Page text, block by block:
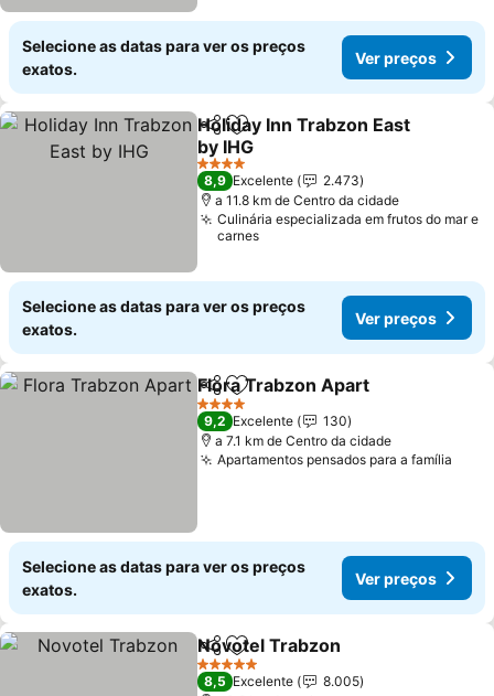
Selecione as datas para ver os preços
exatos.
Ver preços
PartilharAdicionar aos favoritos
Holiday Inn Trabzon East
by IHG
4 Estrelas
8,9 Excelente
2.473
a 11.8 km de Centro da cidade
Culinária especializada em frutos do mar e
carnes
Selecione as datas para ver os preços
exatos.
Ver preços
PartilharAdicionar aos favoritos
Flora Trabzon Apart
4 Estrelas
9,2 Excelente
130
a 7.1 km de Centro da cidade
Apartamentos pensados para a família
Selecione as datas para ver os preços
exatos.
Ver preços
PartilharAdicionar aos favoritos
Novotel Trabzon
5 Estrelas
8,5 Excelente
8.005